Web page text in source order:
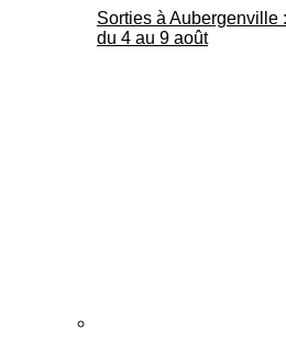
Sorties à Aubergenville
du 4 au 9 août